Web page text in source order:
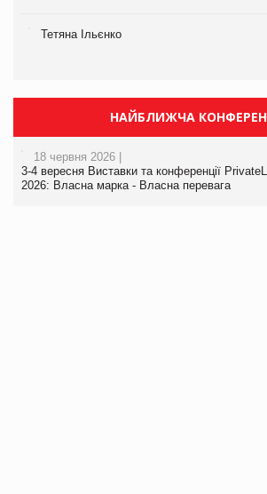
Тетяна Ільєнко
НАЙБЛИЖЧА
18 червня 2026 |
3-4 вересня Виставки та конференції
2026: Власна марка - Власна перевага